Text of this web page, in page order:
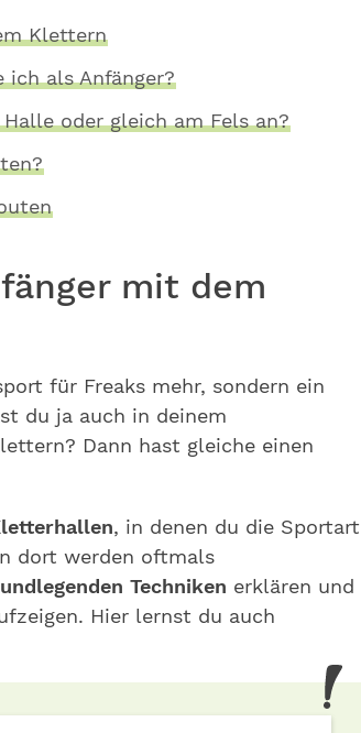
Klettern
ich als Anfänger?
oder gleich am Fels an?
mit dem
für Freaks mehr, sondern ein
du ja auch in deinem
Dann hast gleiche einen
, in denen du die Sportart
dort werden oftmals
Techniken erklären und
Hier lernst du auch